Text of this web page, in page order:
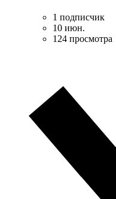
1 подписчик
10 июн.
124 просмотра